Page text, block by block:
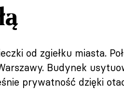
od zgiełku miasta.
Budynek
prywatność dzięki